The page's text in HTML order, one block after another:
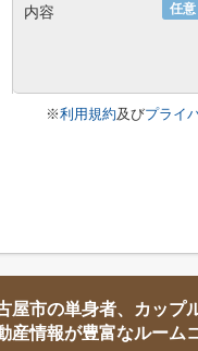
内容 任意
※利用規約及びプライ
屋市の単身者、カップ
産情報が豊富なルーム